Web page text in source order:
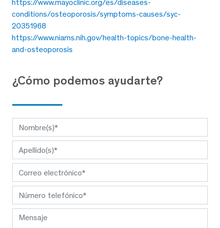
https://www.mayoclinic.org/es/diseases-
conditions/osteoporosis/symptoms-causes/syc-
20351968
https://www.niams.nih.gov/health-topics/bone-health-
and-osteoporosis
¿Cómo podemos ayudarte?